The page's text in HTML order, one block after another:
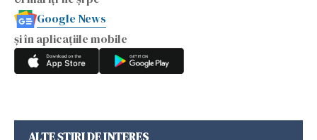
Google News
și în aplicațiile mobile
ALTE ȘTIRI DE INTERES